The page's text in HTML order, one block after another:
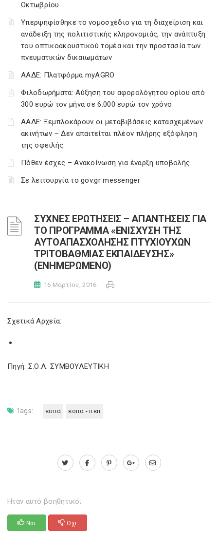
Οκτωβρίου
Υπερψηφίσθηκε το νομοσχέδιο για τη διαχείριση και
ανάδειξη της πολιτιστικής κληρονομιάς, την ανάπτυξη
του οπτικοακουστικού τομέα και την προστασία των
πνευματικών δικαιωμάτων
ΑΑΔΕ: Πλατφόρμα myAGRO
Φιλοδωρήματα: Αύξηση του αφορολόγητου ορίου από
300 ευρώ τον μήνα σε 6.000 ευρώ τον χρόνο
ΑΑΔΕ: Ξεμπλοκάρουν οι μεταβιβάσεις κατασχεμένων
ακινήτων – Δεν απαιτείται πλέον πλήρης εξόφληση
της οφειλής
Πόθεν έσχες – Ανακοίνωση για έναρξη υποβολής
Σε λειτουργία το gov.gr messenger
ΣΥΧΝΕΣ ΕΡΩΤΗΣΕΙΣ – ΑΠΑΝΤΗΣΕΙΣ ΓΙΑ
ΤΟ ΠΡΟΓΡΑΜΜΑ «ΕΝΙΣΧΥΣΗ ΤΗΣ
ΑΥΤΟΑΠΑΣΧΟΛΗΣΗΣ ΠΤΥΧΙΟΥΧΩΝ
ΤΡΙΤΟΒΑΘΜΙΑΣ ΕΚΠΑΙΔΕΥΣΗΣ»
(ΕΝΗΜΕΡΩΜΕΝΟ)
16 Μαρτίου, 2016
Σχετικά Αρχεία:
Πηγή: Σ.Ο.Λ. ΣΥΜΒΟΥΛΕΥΤΙΚΗ
Tags: εσπα εσπα - πεπ
Ηταν αυτό βοηθητικό;
Ναι Οχι